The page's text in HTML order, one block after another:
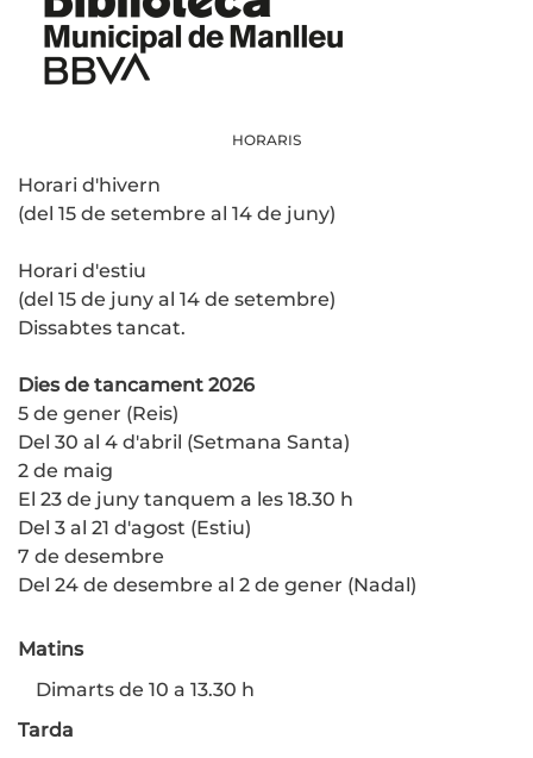
HORARIS
Horari d'hivern
(del 15 de setembre al 14 de juny)
Horari d'estiu
(del 15 de juny al 14 de setembre)
Dissabtes tancat.
Dies de tancament 2026
5 de gener (Reis)
Del 30 al 4 d'abril (Setmana Santa)
2 de maig
El 23 de juny tanquem a les 18.30 h
Del 3 al 21 d'agost (Estiu)
7 de desembre
Del 24 de desembre al 2 de gener (Nadal)
Matins
Dimarts de 10 a 13.30 h
Tarda